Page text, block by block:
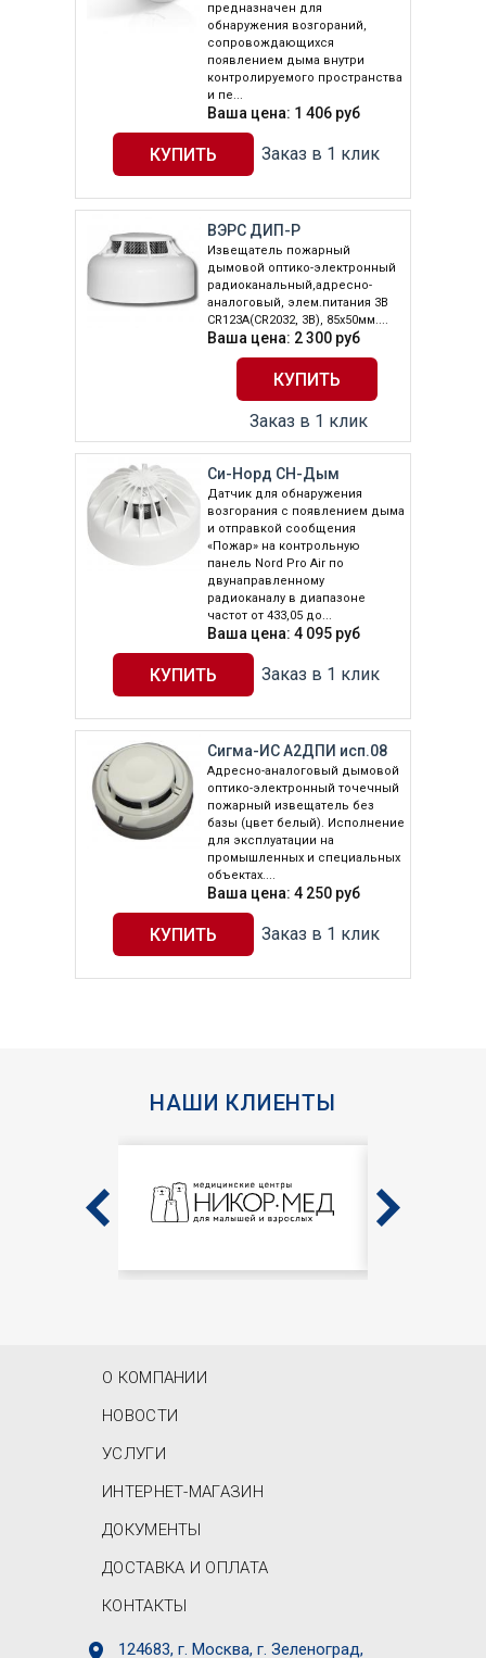
предназначен для
обнаружения возгораний,
сопровождающихся
появлением дыма внутри
контролируемого пространства
и пе...
Ваша цена: 1 406 руб
Заказ в 1 клик
ВЭРС ДИП-Р
Извещатель пожарный
дымовой оптико-электронный
радиоканальный,адресно-
аналоговый, элем.питания 3В
CR123A(CR2032, 3В), 85х50мм....
Ваша цена: 2 300 руб
Заказ в 1 клик
Си-Норд СН-Дым
Датчик для обнаружения
возгорания с появлением дыма
и отправкой сообщения
«Пожар» на контрольную
панель Nord Pro Air по
двунаправленному
радиоканалу в диапазоне
частот от 433,05 до...
Ваша цена: 4 095 руб
Заказ в 1 клик
Сигма-ИС А2ДПИ исп.08
Адресно-аналоговый дымовой
оптико-электронный точечный
пожарный извещатель без
базы (цвет белый). Исполнение
для эксплуатации на
промышленных и специальных
объектах....
Ваша цена: 4 250 руб
Заказ в 1 клик
НАШИ КЛИЕНТЫ
О КОМПАНИИ
НОВОСТИ
УСЛУГИ
ИНТЕРНЕТ-МАГАЗИН
ДОКУМЕНТЫ
ДОСТАВКА И ОПЛАТА
КОНТАКТЫ
124683, г. Москва, г. Зеленоград,